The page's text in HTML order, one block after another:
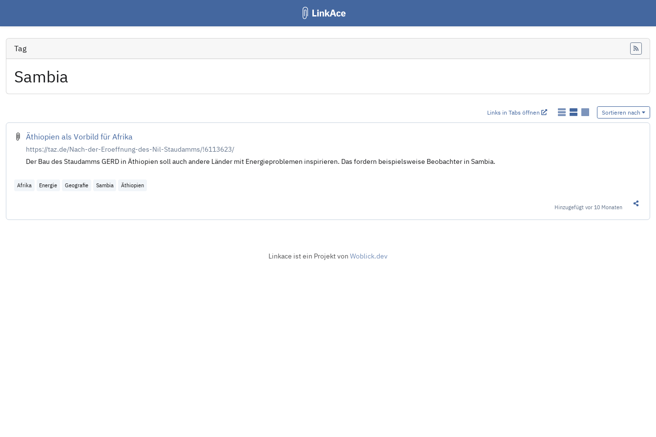
Tag
Sambia
Links in Tabs öffnen Sortieren nach
Äthiopien als Vorbild für Afrika
https://taz.de/Nach-der-Eroeffnung-des-Nil-Staudamms/!6113623/
Der Bau des Staudamms GERD in Äthiopien soll auch andere Länder mit Energieproblemen inspirieren. Das fordern beispielsweise Beobachter in Sambia.
Afrika Energie Geografie Sambia Äthiopien
Hinzugefügtvor 10 Monaten
Linkace ist ein Projekt von Woblick.dev